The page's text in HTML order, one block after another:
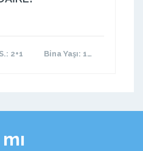
: 2+1 Bina Yaşı: 11-15 arası